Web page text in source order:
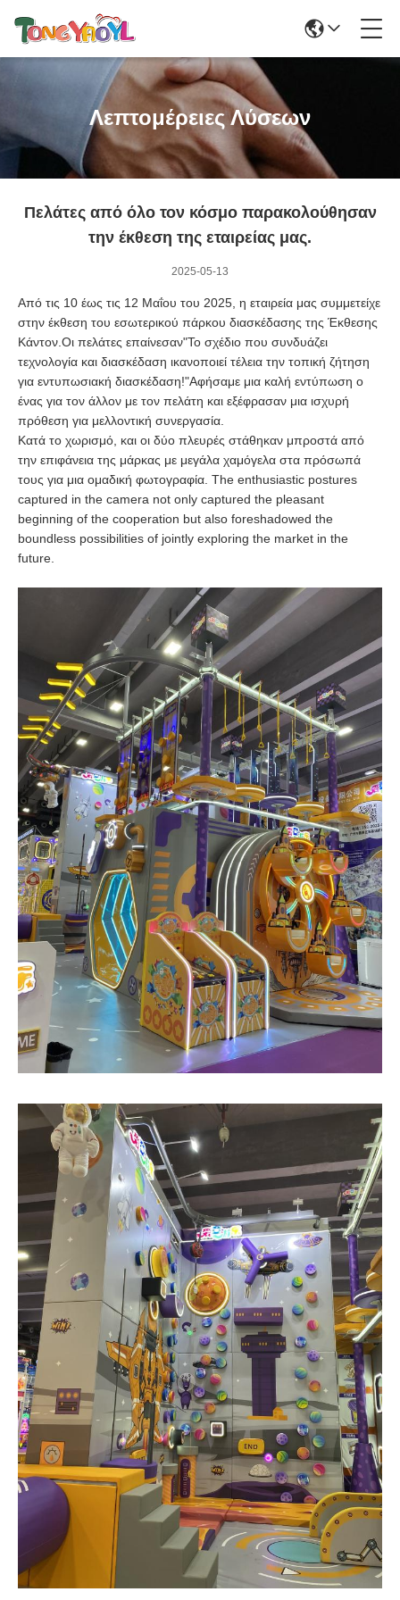
Λεπτομέρειες Λύσεων
Πελάτες από όλο τον κόσμο παρακολούθησαν
την έκθεση της εταιρείας μας.
2025-05-13
Από τις 10 έως τις 12 Μαΐου του 2025, η εταιρεία μας συμμετείχε
στην έκθεση του εσωτερικού πάρκου διασκέδασης της Έκθεσης
Κάντον.Οι πελάτες επαίνεσαν"Το σχέδιο που συνδυάζει
τεχνολογία και διασκέδαση ικανοποιεί τέλεια την τοπική ζήτηση
για εντυπωσιακή διασκέδαση!"Αφήσαμε μια καλή εντύπωση ο
ένας για τον άλλον με τον πελάτη και εξέφρασαν μια ισχυρή
πρόθεση για μελλοντική συνεργασία.
Κατά το χωρισμό, και οι δύο πλευρές στάθηκαν μπροστά από
την επιφάνεια της μάρκας με μεγάλα χαμόγελα στα πρόσωπά
τους για μια ομαδική φωτογραφία. The enthusiastic postures
captured in the camera not only captured the pleasant
beginning of the cooperation but also foreshadowed the
boundless possibilities of jointly exploring the market in the
future.